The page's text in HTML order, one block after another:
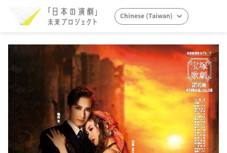
Chinese (Taiwan)